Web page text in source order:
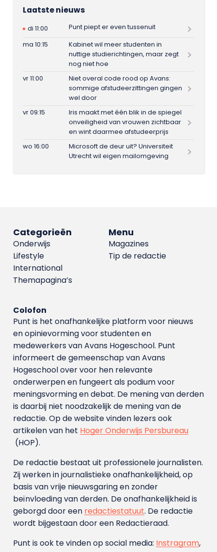
Laatste nieuws
di 11:00
Punt piept er even tussenuit
ma 10:15
Kabinet wil meer studenten in
nuttige studierichtingen, maar zegt
nog niet hoe
vr 11:00
Niet overal code rood op Avans:
sommige afstudeerzittingen gingen
wel door
vr 09:15
Iris maakt met één blik in de spiegel
onveiligheid van vrouwen zichtbaar
en wint daarmee afstudeerprijs
wo 16:00
Microsoft de deur uit? Universiteit
Utrecht wil eigen mailomgeving
Menu
Magazines
Tip de redactie
Categorieën
Onderwijs
Lifestyle
International
Themapagina’s
Colofon
Punt is het onafhankelijke platform voor nieuws
en opinievorming voor studenten en
medewerkers van Avans Hoge­school. Punt
informeert de gemeenschap van Avans
Hogeschool over voor hen relevante
onderwerpen en fungeert als podium voor
meningsvorming en debat. De mening van derden
is daarbij niet noodzakelijk de mening van de
redactie. Op de website vinden lezers ook
artikelen van het Hoger Onderwijs Persbureau
(HOP).
De redactie bestaat uit professionele journalisten.
Zij werken in journalistieke onafhankelijkheid, op
basis van vrije nieuwsgaring en zonder
beïnvloeding van derden. De onafhankelijkheid is
geborgd door een redactiestatuut. De redactie
wordt bijgestaan door een Redactieraad.
Punt is ook te vinden op social media: Instragram,